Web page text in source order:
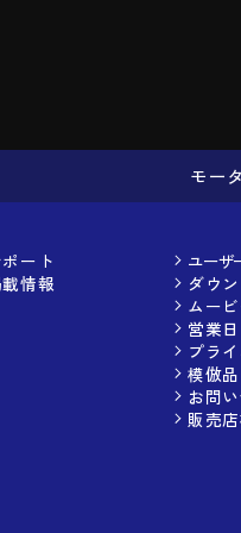
モー
ート
情報
ユーザ
ダウ
ムー
営業
プラ
模倣
お問
販売